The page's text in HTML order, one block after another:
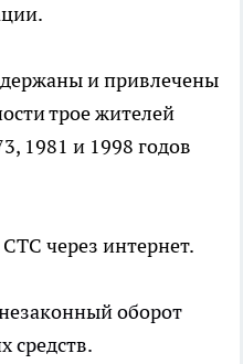
и привлечены
трое жителей
1981 и 1998 годов
через интернет.
оборот
средств.